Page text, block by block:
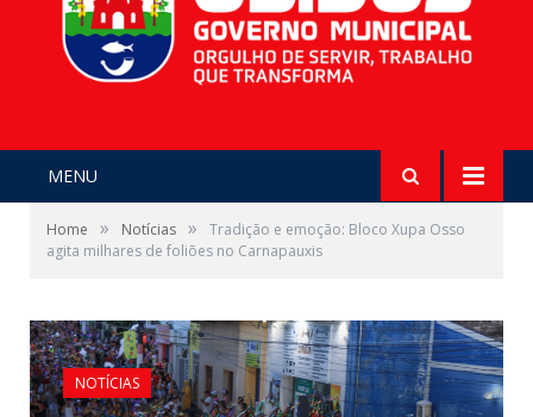
MENU
Home » Notícias »
Tradição e emoção: Bloco Xupa Osso
agita milhares de foliões no Carnapauxis
NOTÍCIAS